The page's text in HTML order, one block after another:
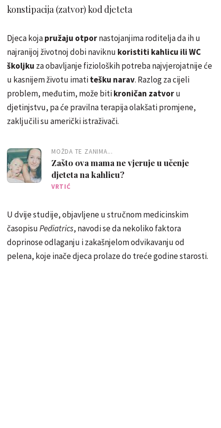
konstipacija (zatvor) kod djeteta
Djeca kojapružaju otpornastojanjima roditelja da ih u
najranijoj životnoj dobi naviknu koristiti kahlicu ili WC
školjku za obavljanje fizioloških potreba najvjerojatnije će
u kasnijem životu imatitešku narav. Razlog za cijeli
problem, međutim, može bitikroničan zatvoru
djetinjstvu, pa će pravilna terapija olakšati promjene,
zaključili su američki istraživači.
MOŽDA TE ZANIMA...
Zašto ova mama ne vjeruje u učenje
djeteta na kahlicu?
VRTIĆ
U dvije studije, objavljene u stručnom medicinskim
časopisuPediatrics, navodi se da nekoliko faktora
doprinose odlaganju i zakašnjelom odvikavanju od
pelena, koje inače djeca prolaze do treće godine starosti.